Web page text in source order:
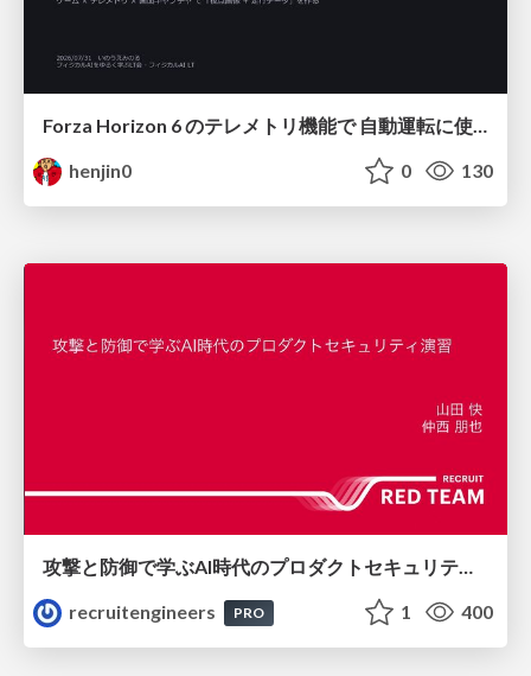
henjin0
0 130
攻撃と防御で学ぶAI時代のプロダクトセキュリティ演習
recruitengineers
PRO 1 400